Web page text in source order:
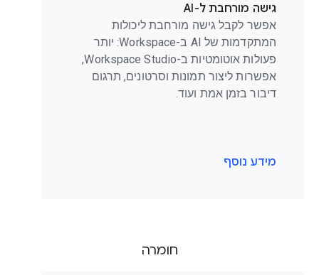
גישה מורחבת ל-AI
אפשר לקבל גישה מורחבת ליכולות
המתקדמות של AI ב-Workspace: יותר
פעולות אוטומטיות ב-Workspace Studio,
אפשרות ליצור תמונות וסרטונים, תרגום
דיבור בזמן אמת ועוד.
מידע נוסף
חומרה